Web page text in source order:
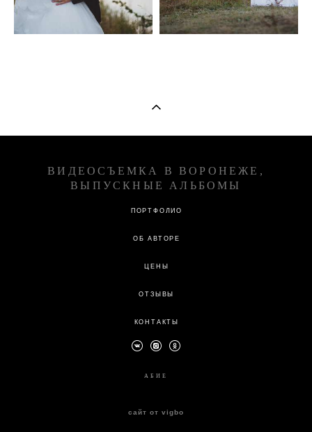
ВИДЕОСЪЕМКА В ВОРОНЕЖЕ,
ВЫПУСКНЫЕ АЛЬБОМЫ
ПОРТФОЛИО
ОБ АВТОРЕ
ЦЕНЫ
ОТЗЫВЫ
КОНТАКТЫ
А БИЕ
сайт от vigbo